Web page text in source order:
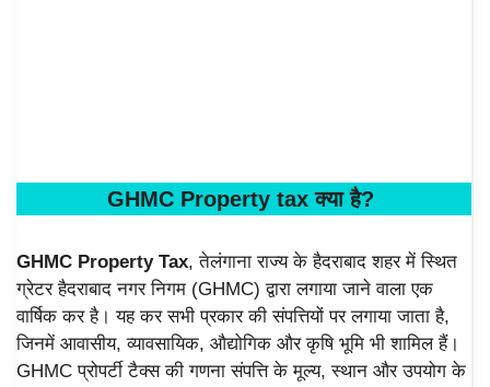
GHMC Property tax क्या है?
GHMC Property Tax, तेलंगाना राज्य के हैदराबाद शहर में स्थित
ग्रेटर हैदराबाद नगर निगम (GHMC) द्वारा लगाया जाने वाला एक
वार्षिक कर है। यह कर सभी प्रकार की संपत्तियों पर लगाया जाता है,
जिनमें आवासीय, व्यावसायिक, औद्योगिक और कृषि भूमि भी शामिल हैं।
GHMC प्रोपर्टी टैक्स की गणना संपत्ति के मूल्य, स्थान और उपयोग के